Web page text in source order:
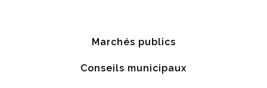
Marchés publics
Conseils municipaux